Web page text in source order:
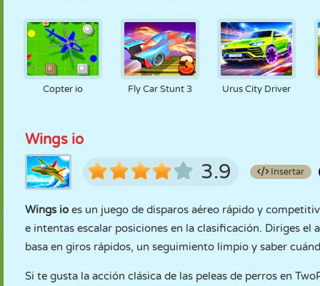
Copter io Fly Car Stunt 3 Urus City Driver
Wings io
3.9 Insertar
Wings io es un juego de disparos aéreo rápido y
e intentas escalar posiciones en la clasificación. Diriges
basa en giros rápidos, un seguimiento limpio y saber
Si te gusta la acción clásica de las peleas de perros en